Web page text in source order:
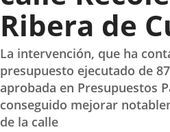
Ribera de
La intervención, que ha
presupuesto ejecutado de
aprobada en Presupuestos
conseguido mejorar
de la calle